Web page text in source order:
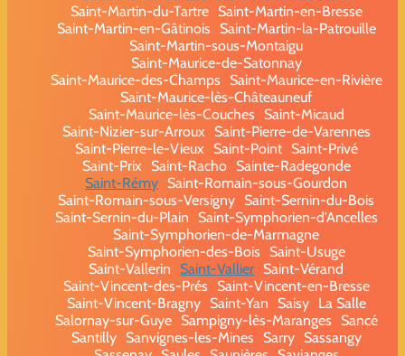
Saint-Martin-du-Tartre
Saint-Martin-en-Bresse
Saint-Martin-en-Gâtinois
Saint-Martin-la-Patrouille
Saint-Martin-sous-Montaigu
Saint-Maurice-de-Satonnay
Saint-Maurice-des-Champs
Saint-Maurice-en-Rivière
Saint-Maurice-lès-Châteauneuf
Saint-Maurice-lès-Couches
Saint-Micaud
Saint-Nizier-sur-Arroux
Saint-Pierre-de-Varennes
Saint-Pierre-le-Vieux
Saint-Point
Saint-Privé
Saint-Prix
Saint-Racho
Sainte-Radegonde
Saint-Rémy Saint-Romain-sous-Gourdon
Saint-Romain-sous-Versigny Saint-Sernin-du-Bois
Saint-Sernin-du-Plain
Saint-Symphorien-d'Ancelles
Saint-Symphorien-de-Marmagne
Saint-Symphorien-des-Bois
Saint-Usuge
Saint-Vallerin
Saint-Vallier Saint-Vérand
Saint-Vincent-des-Prés
Saint-Vincent-en-Bresse
Saint-Vincent-Bragny
Saint-Yan Saisy
La Salle
Salornay-sur-Guye
Sampigny-lès-Maranges
Sancé
Santilly
Sanvignes-les-Mines Sarry
Sassangy